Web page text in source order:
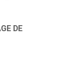
DE